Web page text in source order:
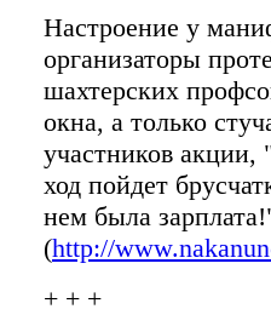
Настроение у
организаторы
шахтерских
окна, а только
участников акции,
ход пойдет
нем была
(http://
+ + +